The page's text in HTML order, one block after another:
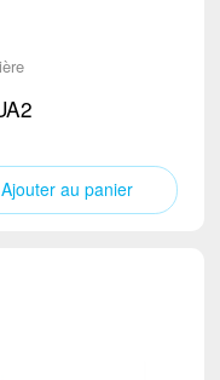
Ajouter au panier